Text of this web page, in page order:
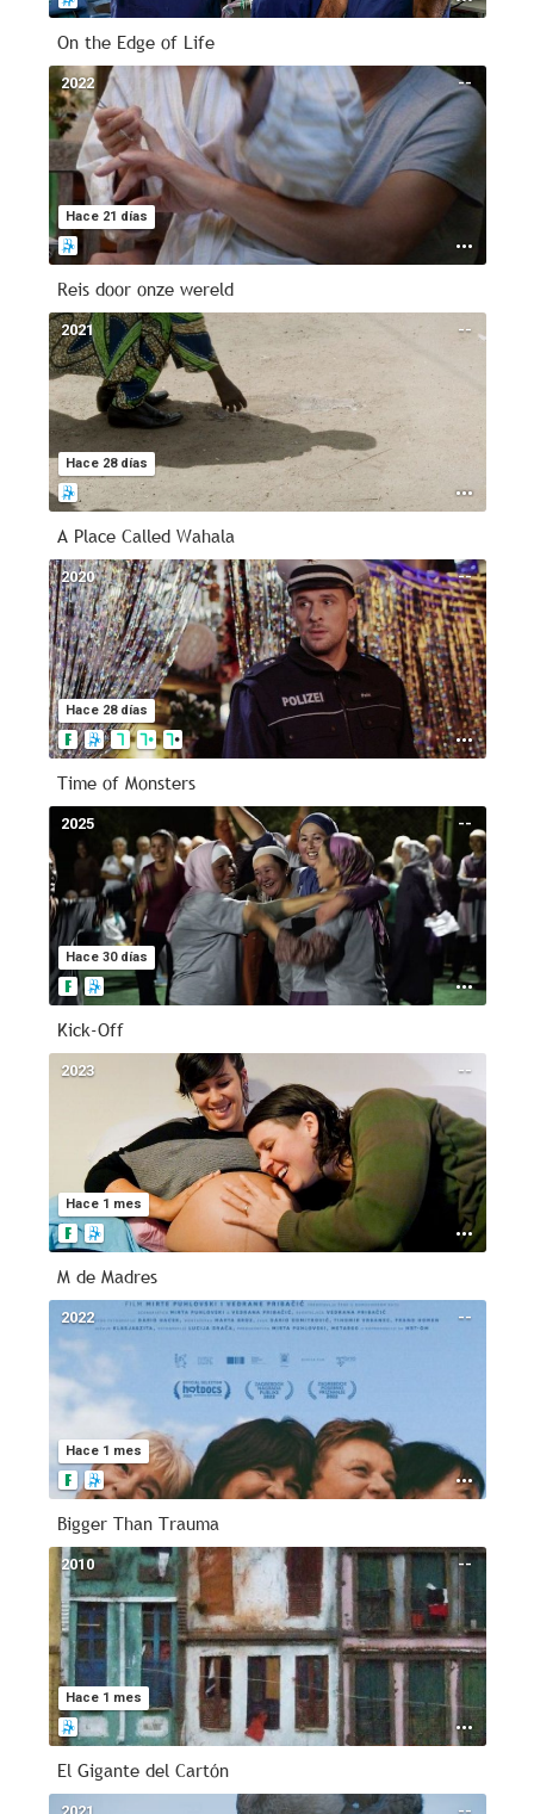
On the Edge of Life
--
Hace 21 días
2022
Reis door onze wereld
--
Hace 28 días
2021
A Place Called Wahala
--
Hace 28 días
2020
Time of Monsters
--
Hace 30 días
2025
Kick-Off
--
Hace 1 mes
2023
M de Madres
--
Hace 1 mes
2022
Bigger Than Trauma
--
Hace 1 mes
2010
El Gigante del Cartón